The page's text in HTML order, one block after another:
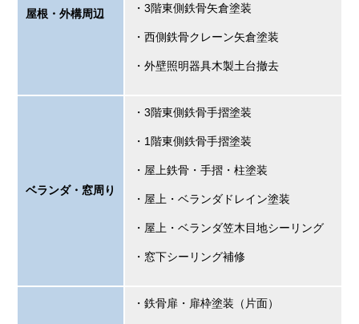
屋根・外構周辺 ・3階東側鉄骨矢倉塗装
・西側鉄骨クレーン矢倉塗装
・外壁照明器具木製土台撤去
ベランダ・窓周り
・3階東側鉄骨手摺塗装
・1階東側鉄骨手摺塗装
・屋上鉄骨・手摺・柱塗装
・屋上・ベランダドレイン塗装
・屋上・ベランダ笠木目地シーリング
・窓下シーリング補修
・鉄骨扉・扉枠塗装（片面）